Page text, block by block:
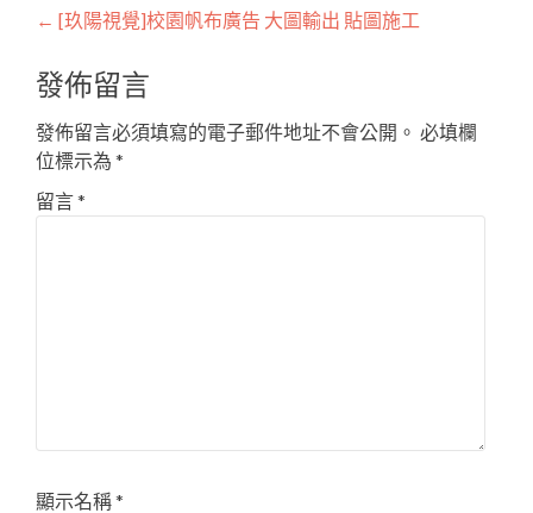
Post
navigation
← [玖陽視覺]校園帆布廣告 大圖輸出 貼圖施工
發佈留言
發佈留言必須填寫的電子郵件地址不會公開。 必填欄
位標示為 *
留言*
顯示名稱*